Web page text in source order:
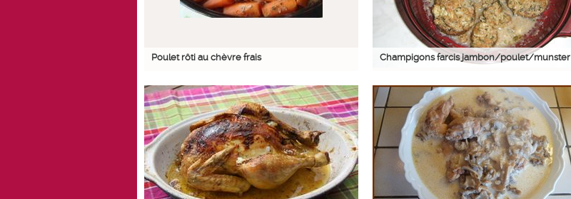
Poulet rôti au chèvre frais Champigons farcis jambon/poulet/munster